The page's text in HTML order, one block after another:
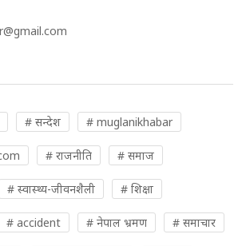
# सन्देश # muglanikhabar
# राजनीति # समाज
# स्वास्थ्य-जीवनशैली # शिक्षा
# accident # नेपाल भ्रमण # समाचार